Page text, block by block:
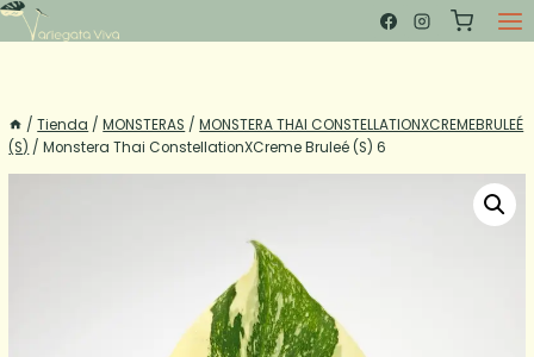
Saltar
al
/ Tienda / MONSTERAS / MONSTERA THAI CONSTELLATIONXCREMEBRULEÉ
(S) / Monstera Thai ConstellationXCreme Bruleé (S) 6